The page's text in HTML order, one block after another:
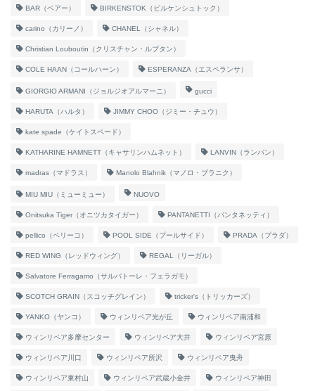
BAR（ベアー） BIRKENSTOK（ビルケンシュトック）
carino（カリーノ） CHANEL（シャネル）
Christian Louboutin（クリスチャン・ルブタン）
COLE HAAN（コールハーン） ESPERANZA（エスペランサ）
GIORGIO ARMANI（ジョルジオアルマーニ） gucci
HARUTA（ハルタ） JIMMY CHOO（ジミー・チュウ）
kate spade（ケイトスペード）
KATHARINE HAMNETT（キャサリンハムネット） LANVIN（ランバン）
madras（マドラス） Manolo Blahnik（マノロ・ブラニク）
MIU MIU（ミューミュー） NUOVO
Onitsuka Tiger（オニツカタイガー） PANTANETTI（パンタネッティ）
pellico（ペリーコ） POOL SIDE（プールサイド） PRADA（プラダ）
RED WING（レッドウィング） REGAL（リーガル）
Salvatore Ferragamo（サルバトーレ・フェラガモ）
SCOTCH GRAIN（スコッチグレイン） tricker's（トリッカーズ）
YANKO（ヤンコ） ウィンリペア光が丘 ウィンリペア南浦和
ウィンリペア多摩センター ウィンリペア大井 ウィンリペア宮原
ウィンリペア川口 ウィンリペア所沢 ウィンリペア曳舟
ウィンリペア東村山 ウィンリペア武蔵小金井 ウィンリペア神田